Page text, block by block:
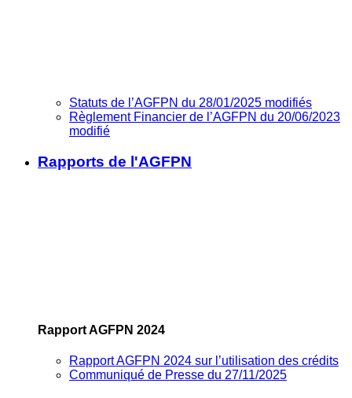
Statuts de l’AGFPN du 28/01/2025 modifiés
Règlement Financier de l’AGFPN du 20/06/2023
modifié
Rapports de l'AGFPN
Rapport AGFPN 2024
Rapport AGFPN 2024 sur l’utilisation des crédits
Communiqué de Presse du 27/11/2025